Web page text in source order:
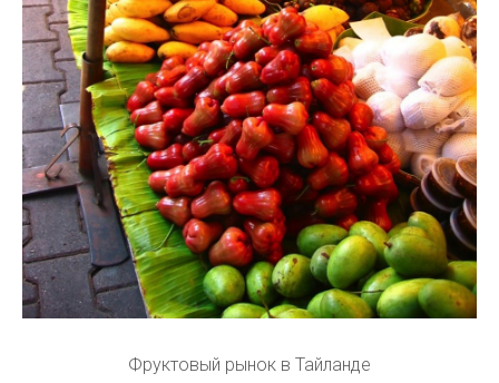
Фруктовый рынок в Тайланде